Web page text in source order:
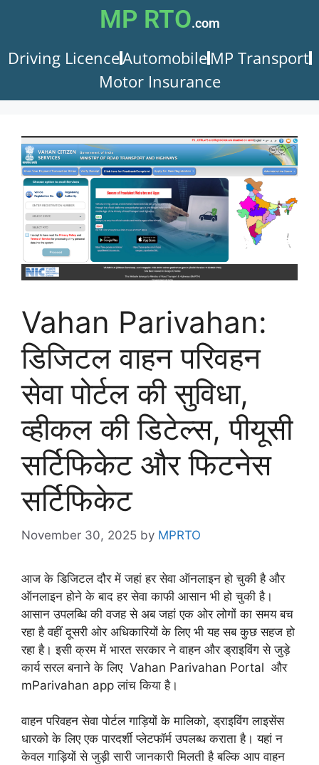
MP RTO.com
Driving LicenceAutomobileMP Transport
Motor Insurance
Vahan Parivahan:
डिजिटल वाहन परिवहन
सेवा पोर्टल की सुविधा,
व्हीकल की डिटेल्स, पीयूसी
सर्टिफिकेट और फिटनेस
सर्टिफिकेट
November 30, 2025 by MPRTO
आज के डिजिटल दौर में जहां हर सेवा ऑनलाइन हो चुकी है और
ऑनलाइन होने के बाद हर सेवा काफी आसान भी हो चुकी है।
आसान उपलब्धि की वजह से अब जहां एक ओर लोगों का समय बच
रहा है वहीं दूसरी ओर अधिकारियों के लिए भी यह सब कुछ सहज हो
रहा है। इसी क्रम में भारत सरकार ने वाहन और ड्राइविंग से जुड़े
कार्य सरल बनाने के लिए Vahan Parivahan Portal और
mParivahan app लांच किया है।
वाहन परिवहन सेवा पोर्टल गाड़ियों के मालिको, ड्राइविंग लाइसेंस
धारको के लिए एक पारदर्शी प्लेटफॉर्म उपलब्ध कराता है। यहां न
केवल गाड़ियों से जुड़ी सारी जानकारी मिलती है बल्कि आप वाहन